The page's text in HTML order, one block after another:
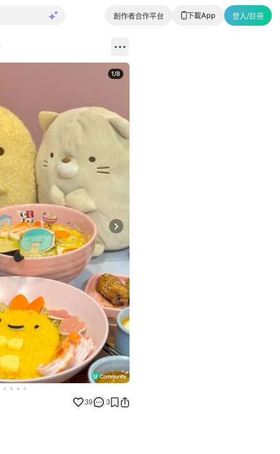
創作者合作平台 下載App 登入/註冊
Next slide
1/8
39 3